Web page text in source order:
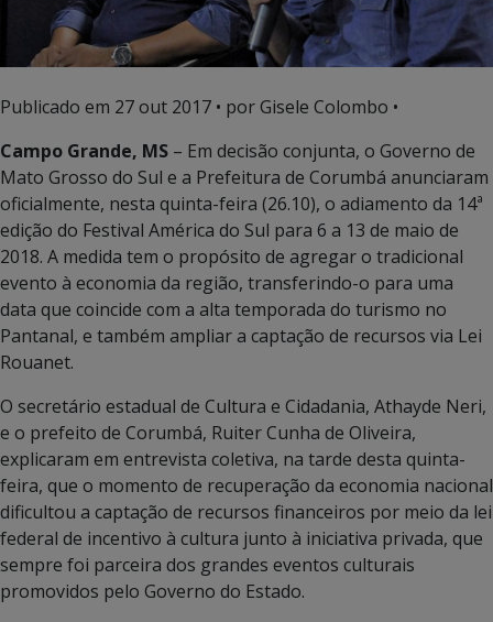
Publicado em 27 out 2017 • por Gisele Colombo •
Campo Grande, MS – Em decisão conjunta, o Governo de
Mato Grosso do Sul e a Prefeitura de Corumbá anunciaram
oficialmente, nesta quinta-feira (26.10), o adiamento da 14ª
edição do Festival América do Sul para 6 a 13 de maio de
2018. A medida tem o propósito de agregar o tradicional
evento à economia da região, transferindo-o para uma
data que coincide com a alta temporada do turismo no
Pantanal, e também ampliar a captação de recursos via Lei
Rouanet.
O secretário estadual de Cultura e Cidadania, Athayde Neri,
e o prefeito de Corumbá, Ruiter Cunha de Oliveira,
explicaram em entrevista coletiva, na tarde desta quinta-
feira, que o momento de recuperação da economia nacional
dificultou a captação de recursos financeiros por meio da lei
federal de incentivo à cultura junto à iniciativa privada, que
sempre foi parceira dos grandes eventos culturais
promovidos pelo Governo do Estado.